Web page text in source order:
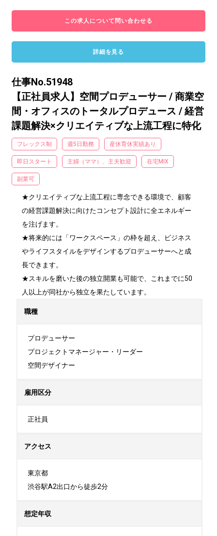
この求人について問い合わせる
詳細を見る
仕事No.51948
【正社員求人】空間プロデューサー / 商業空
間・オフィスのトータルプロデュース / 経営
課題解決×クリエイティブな上流工程に特化
フレックス制 週5日勤務 産休育休実績あり
即日スタート 主婦（ママ）、主夫歓迎 在宅MIX
副業可
★クリエイティブな上流工程に専念できる環境で、顧客
の経営課題解決に向けたコンセプト設計に全エネルギー
を注げます。
★将来的には「ワークスペース」の枠を超え、ビジネス
やライフスタイルをデザインするプロデューサーへと成
長できます。
★スキルを磨いた後の独立開業も可能で、これまでに50
人以上が同社から独立を果たしています。
職種
プロデューサー
プロジェクトマネージャー・リーダー
空間デザイナー
雇用区分
正社員
アクセス
東京都
渋谷駅A2出口から徒歩2分
想定年収